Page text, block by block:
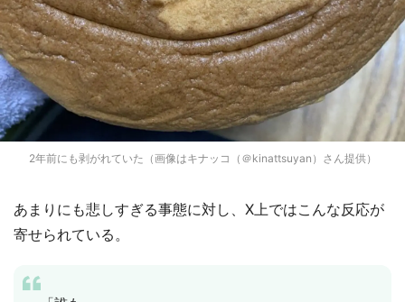
2年前にも剥がれていた（画像はキナッコ（＠kinattsuyan）さん提供）
あまりにも悲しすぎる事態に対し、X上ではこんな反応が
寄せられている。